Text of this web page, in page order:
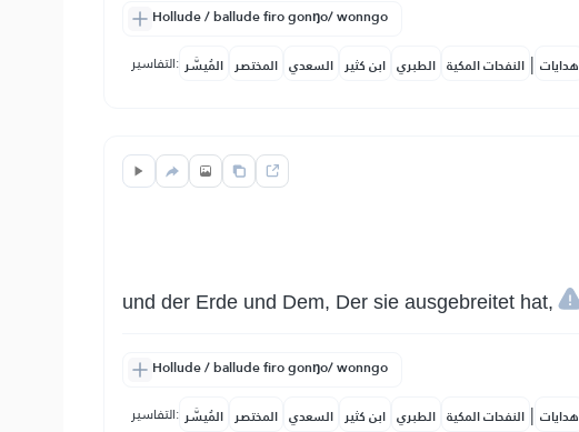
Hollude / ballude firo gonŋo/ wonngo
التفاسير: المُيسَّر المختصر السعدي ابن كثير الطبري النفحات المكية | هدايات
und der Erde und Dem, Der sie ausgebreitet hat,
Hollude / ballude firo gonŋo/ wonngo
التفاسير: المُيسَّر المختصر السعدي ابن كثير الطبري النفحات المكية | هدايات